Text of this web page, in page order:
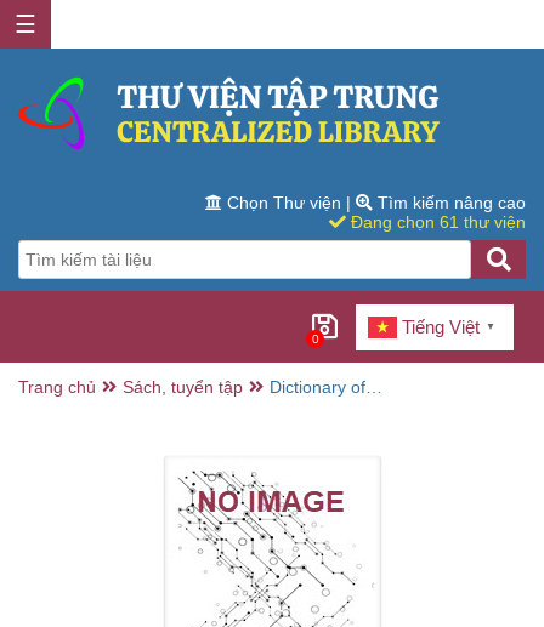
☰
Chọn Thư viện |
Tìm kiếm nâng cao
Đang chọn 61 thư viện
0
Tiếng Việt ▼
Trang chủ Sách, tuyển tập
Dictionary of
L Reese